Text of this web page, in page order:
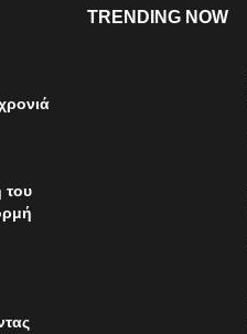
του
TRENDING NOW